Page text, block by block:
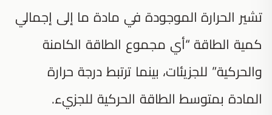
تشير الحرارة الموجودة في مادة ما إلى إجمالي
كمية الطاقة “أي مجموع الطاقة الكامنة
والحركية” للجزيئات، بينما ترتبط درجة حرارة
المادة بمتوسط الطاقة الحركية للجزيء.